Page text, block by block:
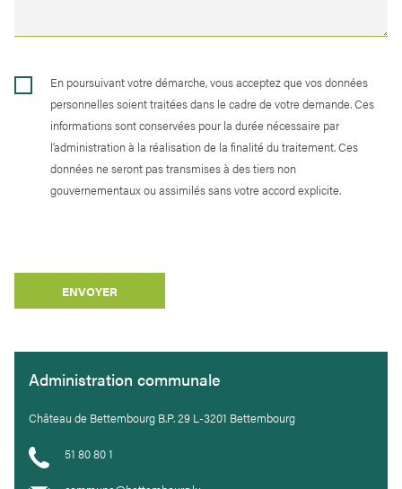
En poursuivant votre démarche, vous acceptez que vos données
personnelles soient traitées dans le cadre de votre demande. Ces
informations sont conservées pour la durée nécessaire par
l’administration à la réalisation de la finalité du traitement. Ces
données ne seront pas transmises à des tiers non
gouvernementaux ou assimilés sans votre accord explicite.
ENVOYER
Administration communale
Château de Bettembourg B.P. 29 L-3201 Bettembourg
51 80 80 1